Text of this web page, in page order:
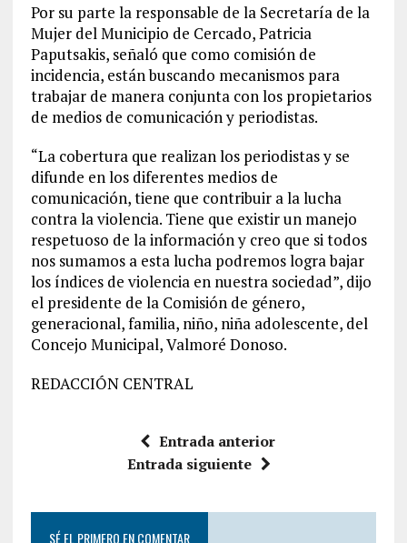
Por su parte la responsable de la Secretaría de la
Mujer del Municipio de Cercado, Patricia
Paputsakis, señaló que como comisión de
incidencia, están buscando mecanismos para
trabajar de manera conjunta con los propietarios
de medios de comunicación y periodistas.
“La cobertura que realizan los periodistas y se
difunde en los diferentes medios de
comunicación, tiene que contribuir a la lucha
contra la violencia. Tiene que existir un manejo
respetuoso de la información y creo que si todos
nos sumamos a esta lucha podremos logra bajar
los índices de violencia en nuestra sociedad”, dijo
el presidente de la Comisión de género,
generacional, familia, niño, niña adolescente, del
Concejo Municipal, Valmoré Donoso.
REDACCIÓN CENTRAL
Entrada anterior
Entrada siguiente
SÉ EL PRIMERO EN COMENTAR